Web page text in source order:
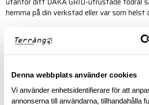
Denna webbplats använder cookies
Vi använder enhetsidentifierare för att
annonserna till användarna, tillhandahålla
hemma på din verkstad eller var som helst